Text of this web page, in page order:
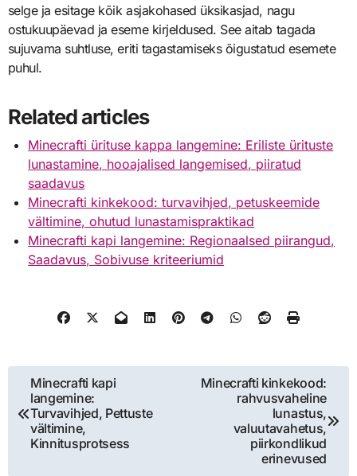
selge ja esitage kõik asjakohased üksikasjad, nagu
ostukuupäevad ja eseme kirjeldused. See aitab tagada
sujuvama suhtluse, eriti tagastamiseks õigustatud esemete
puhul.
Related articles
Minecrafti ürituse kappa langemine: Eriliste ürituste
lunastamine, hooajalised langemised, piiratud
saadavus
Minecrafti kinkekood: turvavihjed, petuskeemide
vältimine, ohutud lunastamispraktikad
Minecrafti kapi langemine: Regionaalsed piirangud,
Saadavus, Sobivuse kriteeriumid
Post
navigation
Minecrafti kapi
langemine:
Turvavihjed, Pettuste
vältimine,
Kinnitusprotsess
Minecrafti kinkekood:
rahvusvaheline
lunastus,
valuutavahetus,
piirkondlikud
erinevused